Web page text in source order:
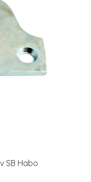
SB Habo